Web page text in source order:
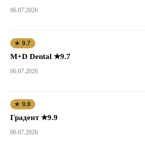
06.07.2026
★ 9.7
M+D Dental ★9.7
06.07.2026
★ 9.9
Градент ★9.9
06.07.2026